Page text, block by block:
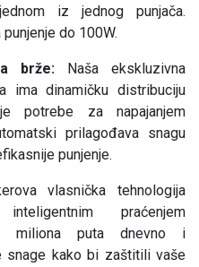
iz jednog punjača.
do 100W.
brže:Naša ekskluzivna
ima dinamičku distribuciju
potrebe za napajanjem
prilagođava snagu
punjenje.
vlasnička tehnologija
praćenjem
miliona puta dnevno i
snage kako bi zaštitili vaše